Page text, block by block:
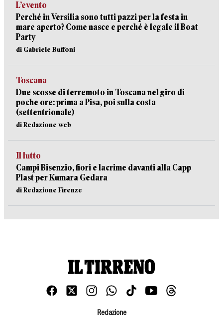
L’evento
Perché in Versilia sono tutti pazzi per la festa in
mare aperto? Come nasce e perché è legale il Boat
Party
di Gabriele Buffoni
Toscana
Due scosse di terremoto in Toscana nel giro di
poche ore: prima a Pisa, poi sulla costa
(settentrionale)
di Redazione web
Il lutto
Campi Bisenzio, fiori e lacrime davanti alla Capp
Plast per Kumara Gedara
di Redazione Firenze
Redazione